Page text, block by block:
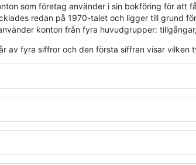
som företag använder i sin bokföring för att
redan på 1970-talet och ligger till grund
konton från fyra huvudgrupper:
av fyra siffror och den första siffran visar vilken